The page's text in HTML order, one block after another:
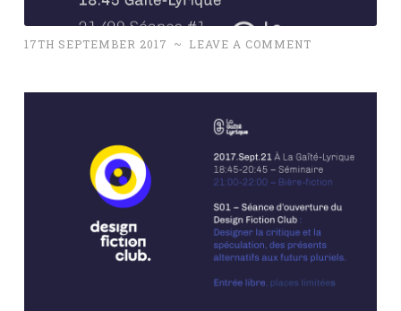
17TH SEPTEMBER 2017 ~ LEAVE A COMMENT